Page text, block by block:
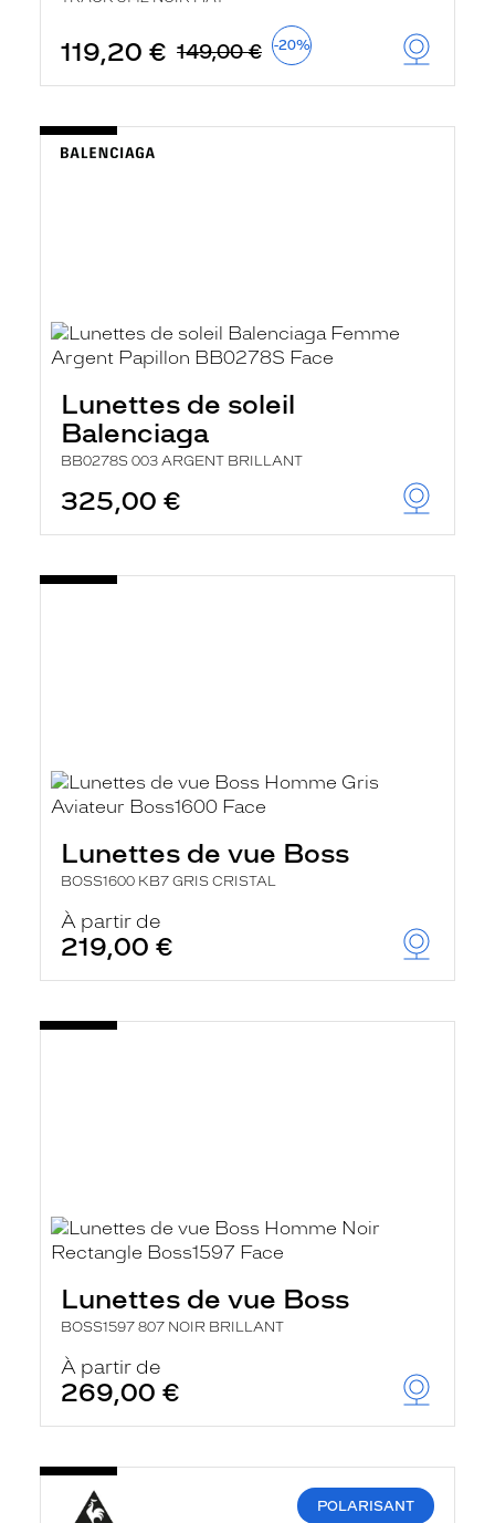
119,20 € 149,00 € -20%
Lunettes de soleil
Balenciaga
BB0278S 003 ARGENT BRILLANT
325,00 €
Lunettes de vue Boss
BOSS1600 KB7 GRIS CRISTAL
À partir de
219,00 €
Lunettes de vue Boss
BOSS1597 807 NOIR BRILLANT
À partir de
269,00 €
POLARISANT